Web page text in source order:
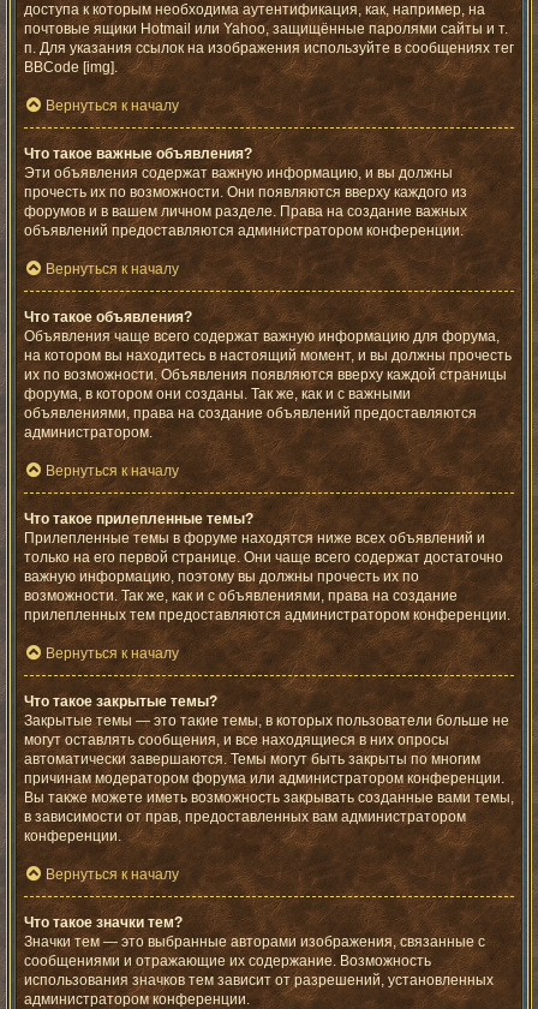
доступа к которым необходима аутентификация, как, например, на
почтовые ящики Hotmail или Yahoo, защищённые паролями сайты и т.
п. Для указания ссылок на изображения используйте в сообщениях тег
BBCode [img].
Вернуться к началу
Что такое важные объявления?
Эти объявления содержат важную информацию, и вы должны
прочесть их по возможности. Они появляются вверху каждого из
форумов и в вашем личном разделе. Права на создание важных
объявлений предоставляются администратором конференции.
Вернуться к началу
Что такое объявления?
Объявления чаще всего содержат важную информацию для форума,
на котором вы находитесь в настоящий момент, и вы должны прочесть
их по возможности. Объявления появляются вверху каждой страницы
форума, в котором они созданы. Так же, как и с важными
объявлениями, права на создание объявлений предоставляются
администратором.
Вернуться к началу
Что такое прилепленные темы?
Прилепленные темы в форуме находятся ниже всех объявлений и
только на его первой странице. Они чаще всего содержат достаточно
важную информацию, поэтому вы должны прочесть их по
возможности. Так же, как и с объявлениями, права на создание
прилепленных тем предоставляются администратором конференции.
Вернуться к началу
Что такое закрытые темы?
Закрытые темы — это такие темы, в которых пользователи больше не
могут оставлять сообщения, и все находящиеся в них опросы
автоматически завершаются. Темы могут быть закрыты по многим
причинам модератором форума или администратором конференции.
Вы также можете иметь возможность закрывать созданные вами темы,
в зависимости от прав, предоставленных вам администратором
конференции.
Вернуться к началу
Что такое значки тем?
Значки тем — это выбранные авторами изображения, связанные с
сообщениями и отражающие их содержание. Возможность
использования значков тем зависит от разрешений, установленных
администратором конференции.